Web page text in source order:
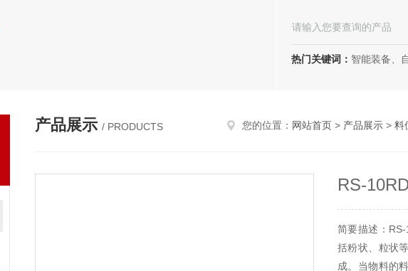
热门关键词： 智能装备、自动化装备、高低压电器、成套
产品展示 / PRODUCTS 您的位置： 网站首页 > 产品展示 > 料
RS-
简要描述：
括粉状、粒状
成。当物料的